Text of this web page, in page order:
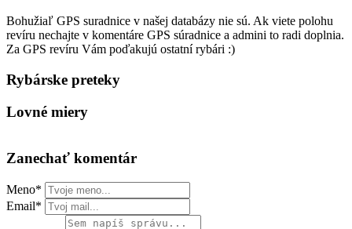
Bohužiaľ GPS suradnice v našej databázy nie sú. Ak viete polohu
revíru nechajte v komentáre GPS súradnice a admini to radi doplnia.
Za GPS revíru Vám poďakujú ostatní rybári :)
Rybárske preteky
Lovné miery
Zanechať komentár
Meno*
Email*